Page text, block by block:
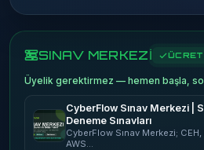
SINAV MERKEZİ
Üyelik gerektirmez — hemen başla,
CyberFlow Sınav Merkezi |
Deneme Sınavları
CyberFlow Sınav Merkezi;
AWS…